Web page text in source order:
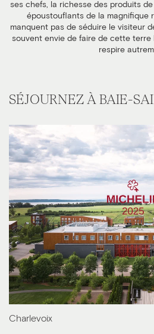
ses chefs, la richesse des produits
époustouflants de la magnifique
manquent pas de séduire le visiteur
souvent envie de faire de cette terre
respire
SÉJOURNEZ À BAIE-
Charlevoix